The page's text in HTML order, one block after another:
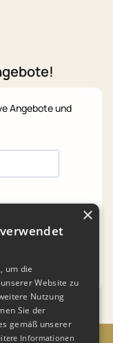
Angebote und
×
um die
Website zu
Nutzung
Sie der
gemäß unserer
Informationen